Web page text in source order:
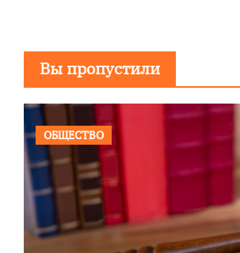
Вы пропустили
ОБЩЕСТВО